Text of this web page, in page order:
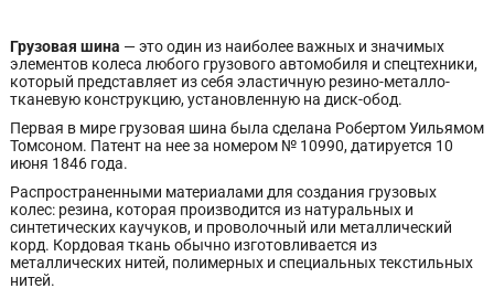
Грузовая шина — это один из наиболее важных и значимых
элементов колеса любого грузового автомобиля и спецтехники,
который представляет из себя эластичную резино-металло-
тканевую конструкцию, установленную на диск-обод.
Первая в мире грузовая шина была сделана Робертом Уильямом
Томсоном. Патент на нее за номером № 10990, датируется 10
июня 1846 года.
Распространенными материалами для создания грузовых
колес: резина, которая производится из натуральных и
синтетических каучуков, и проволочный или металлический
корд. Кордовая ткань обычно изготовливается из
металлических нитей, полимерных и специальных текстильных
нитей.